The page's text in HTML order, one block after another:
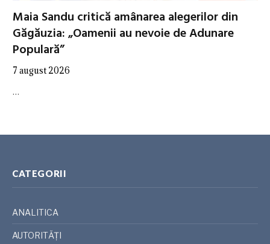
Maia Sandu critică amânarea alegerilor din
Găgăuzia: „Oamenii au nevoie de Adunare
Populară”
7 august 2026
…
CATEGORII
ANALITICA
AUTORITĂȚI